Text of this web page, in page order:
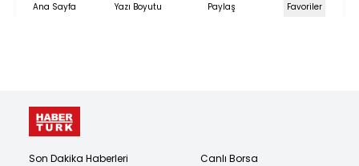
Ana Sayfa Yazı Boyutu Paylaş Favoriler
Son Dakika Haberleri
Canlı Borsa